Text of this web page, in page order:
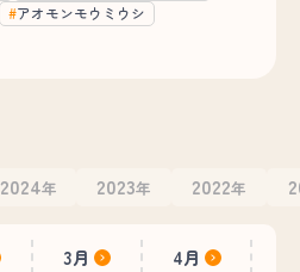
アオモンモウミウシ
2024年 2023年 2022年
3月
4月